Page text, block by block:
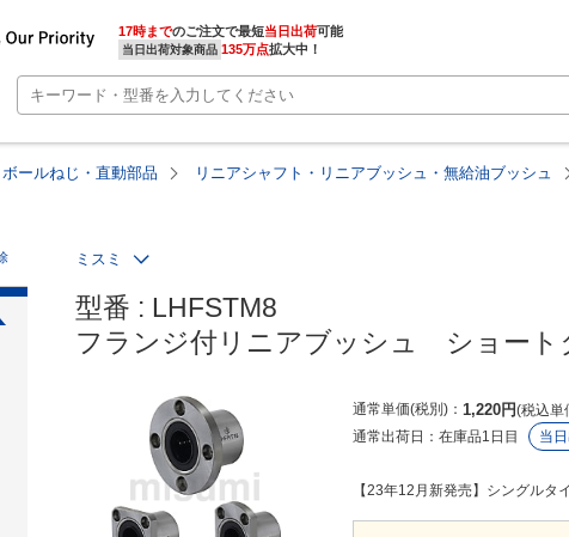
17時までのご注文で最短当日出荷
当日出荷対象商品 135万点拡大中！
ールねじ・直動部品 リニアシャフト・リニアブッシュ・無給油ブッシュ
ミスミ
型番 : LHFSTM8
フランジ付リニアブッシュ　ショート
通常単価(税別) 1,220円 税込単
通常出荷日： 在庫品1日目 当
【23年12月新発売】シングルタ